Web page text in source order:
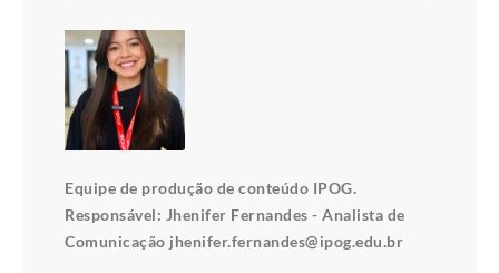
Equipe de produção de conteúdo IPOG.
Responsável: Jhenifer Fernandes - Analista de
Comunicação jhenifer.fernandes@ipog.edu.br